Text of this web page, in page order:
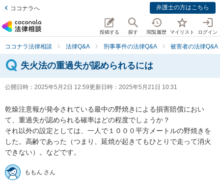
ココナラへ 弁護士の方はこちら
投稿する 探す 閲覧履歴 マイリスト ログイン
ココナラ法律相談 法律Q&A 刑事事件の法律Q&A 被害者の法律Q&A
失火法の重過失が認められるには
公開日時： 2025年5月2日 12:59更新日時： 2025年5月21日 10:31
乾燥注意報が発令されている最中の野焼きによる損害賠償におい
て、重過失が認められる確率はどの程度でしょうか？
それ以外の設定としては、一人で１０００平方メートルの野焼きを
した。高齢であった（つまり、延焼が起きてもひとりで走って消火
できない）。などです。
ももん さん